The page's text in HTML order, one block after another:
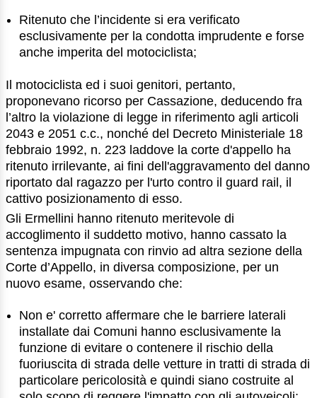
Ritenuto che l’incidente si era verificato
esclusivamente per la condotta imprudente e forse
anche imperita del motociclista;
Il motociclista ed i suoi genitori, pertanto,
proponevano ricorso per Cassazione, deducendo fra
l’altro la violazione di legge in riferimento agli articoli
2043 e 2051 c.c., nonché del Decreto Ministeriale 18
febbraio 1992, n. 223 laddove la corte d'appello ha
ritenuto irrilevante, ai fini dell'aggravamento del danno
riportato dal ragazzo per l'urto contro il guard rail, il
cattivo posizionamento di esso.
Gli Ermellini hanno ritenuto meritevole di
accoglimento il suddetto motivo, hanno cassato la
sentenza impugnata con rinvio ad altra sezione della
Corte d’Appello, in diversa composizione, per un
nuovo esame, osservando che:
Non e' corretto affermare che le barriere laterali
installate dai Comuni hanno esclusivamente la
funzione di evitare o contenere il rischio della
fuoriuscita di strada delle vetture in tratti di strada di
particolare pericolosità e quindi siano costruite al